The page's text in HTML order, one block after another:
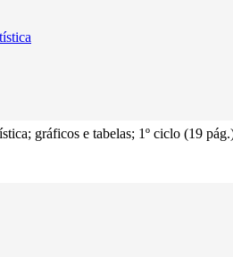
gráficos e tabelas; 1º ciclo (19